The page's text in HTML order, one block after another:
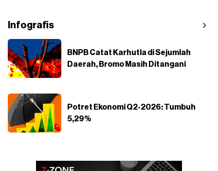
Infografis
BNPB Catat Karhutla di Sejumlah
Daerah, Bromo Masih Ditangani
Potret Ekonomi Q2-2026: Tumbuh
5,29%